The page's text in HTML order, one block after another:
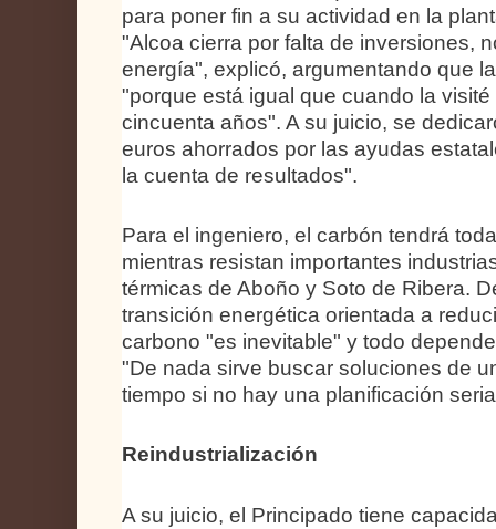
para poner fin a su actividad en la
"Alcoa cierra por falta de inversiones,
energía", explicó, argumentando que
"porque está igual que cuando la
cincuenta años". A su juicio, se
euros ahorrados por las ayudas
la cuenta de resultados".
Para el ingeniero, el carbón tendrá
mientras resistan importantes
térmicas de Aboño y Soto de Ribera.
transición energética orientada a
carbono "es inevitable" y todo
"De nada sirve buscar soluciones de
tiempo si no hay una planificación
Reindustrialización
A su juicio, el Principado tiene